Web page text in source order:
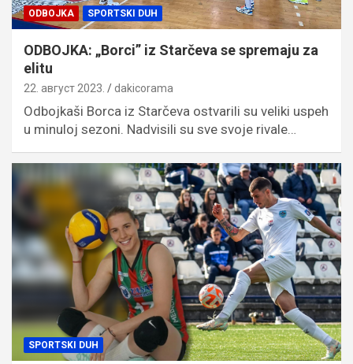
ODBOJKA SPORTSKI DUH
ODBOJKA: „Borci” iz Starčeva se spremaju za
elitu
22. август 2023. dakicorama
Odbojkaši Borca iz Starčeva ostvarili su veliki uspeh
u minuloj sezoni. Nadvisili su sve svoje rivale…
SPORTSKI DUH